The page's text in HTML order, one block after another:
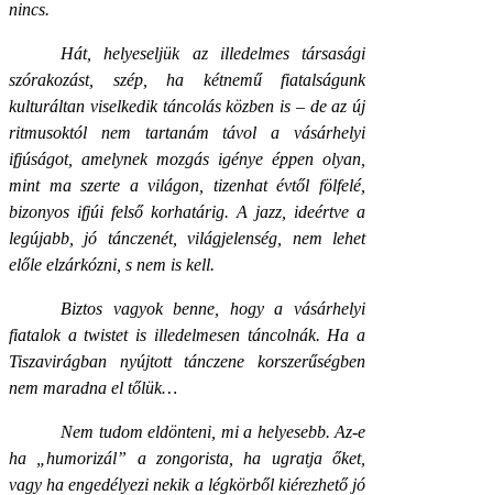
nincs.
Hát, helyeseljük az illedelmes társasági
szórakozást, szép, ha kétnemű fiatalságunk
kulturáltan viselkedik táncolás közben is – de az új
ritmusoktól nem tartanám távol a vásárhelyi
ifjúságot, amelynek mozgás igénye éppen olyan,
mint ma szerte a világon, tizenhat évtől fölfelé,
bizonyos ifjúi felső korhatárig. A jazz, ideértve a
legújabb, jó tánczenét, világjelenség, nem lehet
előle elzárkózni, s nem is kell.
Biztos vagyok benne, hogy a vásárhelyi
fiatalok a twistet is illedelmesen táncolnák. Ha a
Tiszavirágban nyújtott tánczene korszerűségben
nem maradna el tőlük…
Nem tudom eldönteni, mi a helyesebb. Az-e
ha „humorizál” a zongorista, ha ugratja őket,
vagy ha engedélyezi nekik a légkörből kiérezhető jó